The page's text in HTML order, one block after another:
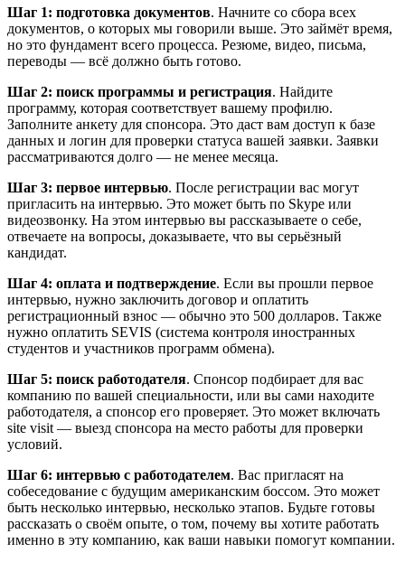
Шаг 1: подготовка документов. Начните со сбора всех
документов, о которых мы говорили выше. Это займёт время,
но это фундамент всего процесса. Резюме, видео, письма,
переводы — всё должно быть готово.
Шаг 2: поиск программы и регистрация. Найдите
программу, которая соответствует вашему профилю.
Заполните анкету для спонсора. Это даст вам доступ к базе
данных и логин для проверки статуса вашей заявки. Заявки
рассматриваются долго — не менее месяца.
Шаг 3: первое интервью. После регистрации вас могут
пригласить на интервью. Это может быть по Skype или
видеозвонку. На этом интервью вы рассказываете о себе,
отвечаете на вопросы, доказываете, что вы серьёзный
кандидат.
Шаг 4: оплата и подтверждение. Если вы прошли первое
интервью, нужно заключить договор и оплатить
регистрационный взнос — обычно это 500 долларов. Также
нужно оплатить SEVIS (система контроля иностранных
студентов и участников программ обмена).
Шаг 5: поиск работодателя. Спонсор подбирает для вас
компанию по вашей специальности, или вы сами находите
работодателя, а спонсор его проверяет. Это может включать
site visit — выезд спонсора на место работы для проверки
условий.
Шаг 6: интервью с работодателем. Вас пригласят на
собеседование с будущим американским боссом. Это может
быть несколько интервью, несколько этапов. Будьте готовы
рассказать о своём опыте, о том, почему вы хотите работать
именно в эту компанию, как ваши навыки помогут компании.